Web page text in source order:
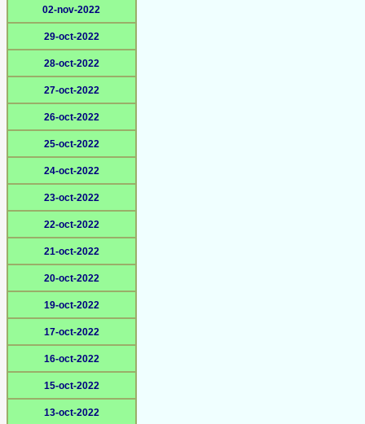
02-nov-2022
29-oct-2022
28-oct-2022
27-oct-2022
26-oct-2022
25-oct-2022
24-oct-2022
23-oct-2022
22-oct-2022
21-oct-2022
20-oct-2022
19-oct-2022
17-oct-2022
16-oct-2022
15-oct-2022
13-oct-2022